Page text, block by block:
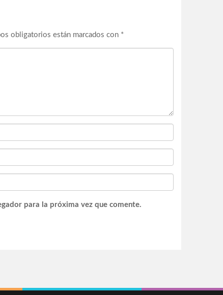
obligatorios están marcados con *
para la próxima vez que comente.